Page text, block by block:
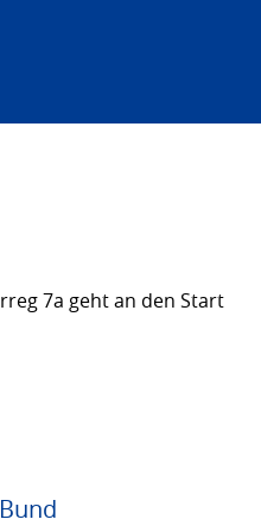
7a geht an den Start